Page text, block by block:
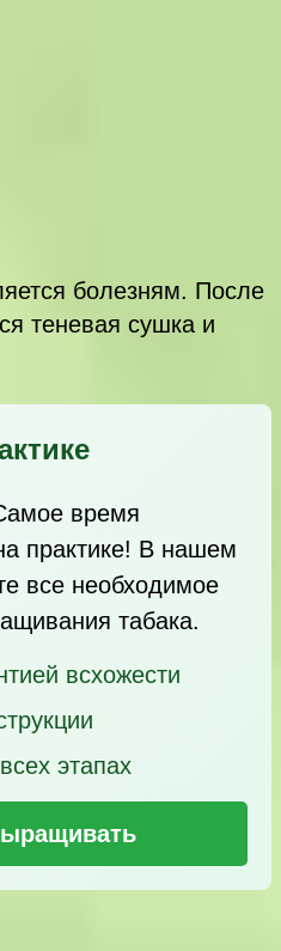
болезням. После
теневая сушка и
время
практике! В нашем
все необходимое
табака.
всхожести
этапах